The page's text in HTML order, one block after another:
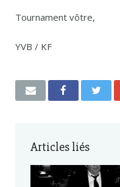
Tournament vôtre,
YVB / KF
Articles liés